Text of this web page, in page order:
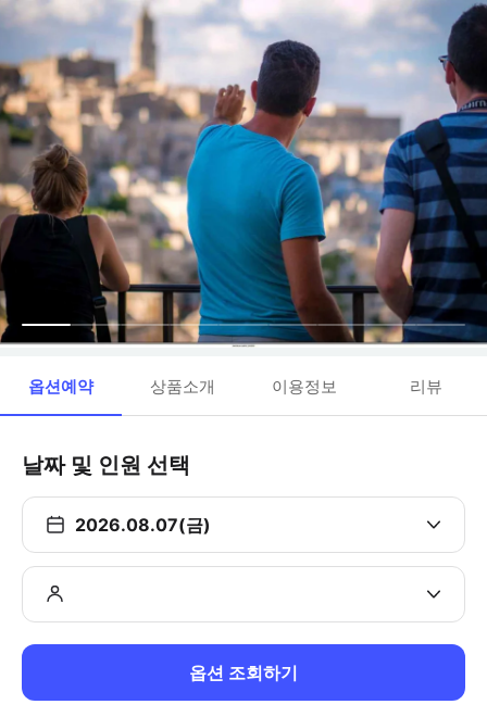
옵션예약 상품소개 이용정보 리뷰
날짜 및 인원 선택
2026.08.07(금)
옵션 조회하기